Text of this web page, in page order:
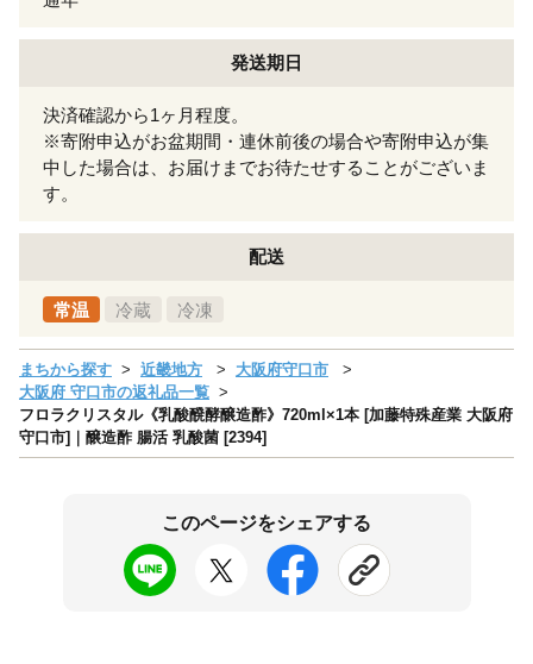
発送期日
決済確認から1ヶ月程度。
※寄附申込がお盆期間・連休前後の場合や寄附申込が集
中した場合は、お届けまでお待たせすることがございま
す。
配送
常温 冷蔵 冷凍
まちから探す 近畿地方
大阪府守口市
大阪府 守口市の返礼品一覧
フロラクリスタル《乳酸醗酵醸造酢》720ml×1本 [加藤特殊産業 大阪府
守口市]｜醸造酢 腸活 乳酸菌 [2394]
このページをシェアする